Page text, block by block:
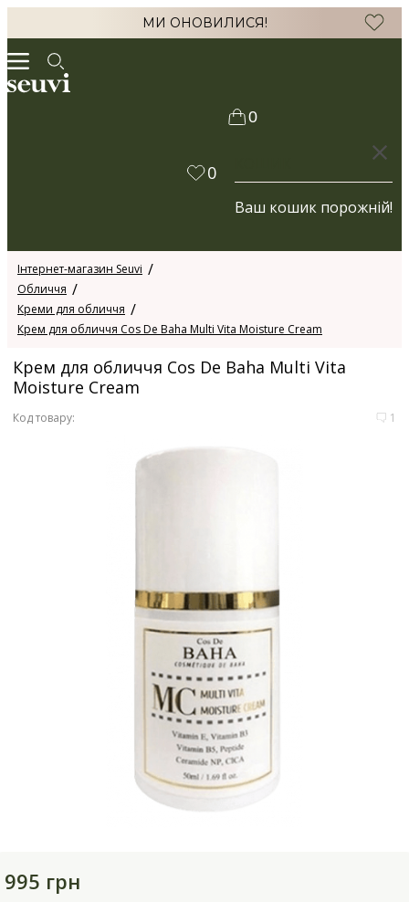
МИ ОНОВИЛИСЯ!
0
0
Ваш кошик порожній!
Інтернет-магазин Seuvi
Обличчя
Креми для обличчя
Крем для обличчя Cos De Baha Multi Vita Moisture Cream
Крем для обличчя Cos De Baha Multi Vita
Moisture Cream
Код товару: 1
995 грн